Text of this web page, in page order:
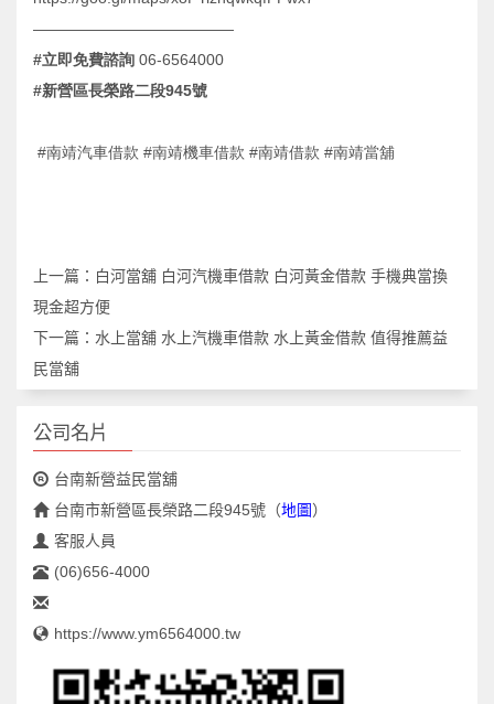
—————————————
#立即免費諮詢 06-6564000
#新營區長榮路二段945號
#南靖汽車借款 #南靖機車借款 #南靖借款 #南靖當舖
上一篇： 白河當舖 白河汽機車借款 白河黃金借款 手機典當換
現金超方便
下一篇： 水上當舖 水上汽機車借款 水上黃金借款 值得推薦益
民當舖
公司名片
台南新營益民當舖
台南市新營區長榮路二段945號 （地圖）
客服人員
(06)656-4000
https://www.ym6564000.tw